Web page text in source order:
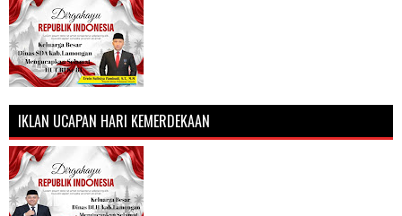
IKLAN UCAPAN HARI KEMERDEKAAN